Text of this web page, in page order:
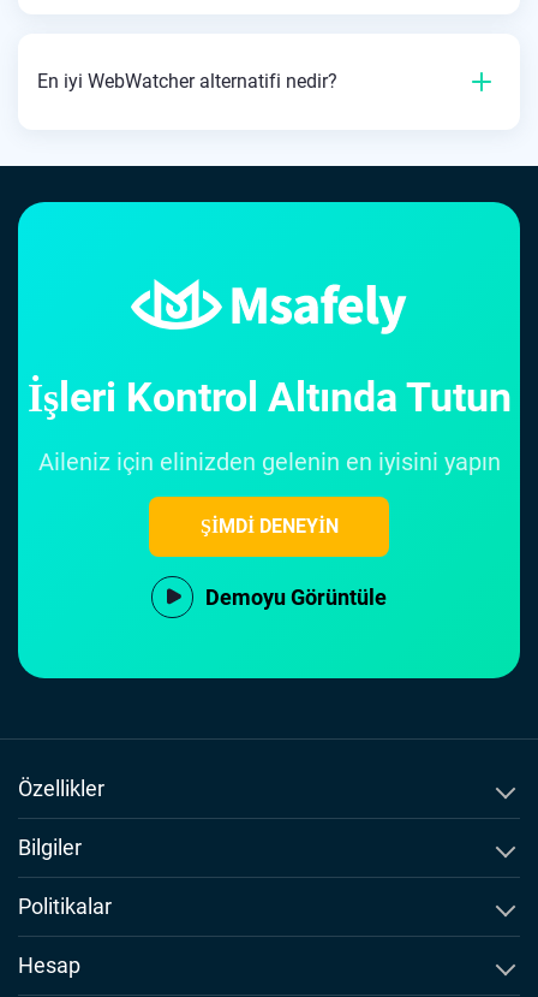
En iyi WebWatcher alternatifi nedir?
İşleri Kontrol Altında Tutun
Aileniz için elinizden gelenin en iyisini yapın
ŞİMDİ DENEYİN
Demoyu Görüntüle
Özellikler
Arama Kayıtlarını İzle
Video İçeriğini Önizle
Bilgiler
Msafely Hakkında
Politikalar
EULA
Hesap